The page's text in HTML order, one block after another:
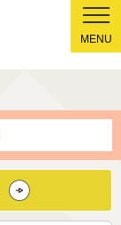
MENU